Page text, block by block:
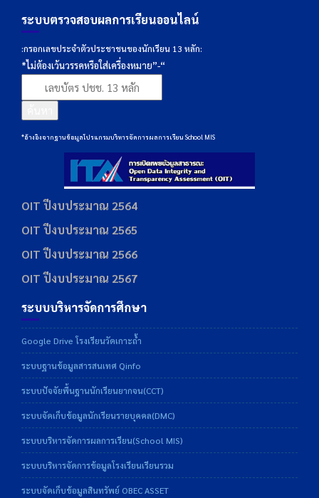
ระบบตรวจสอบผลการเรียนออนไลน์
:กรอกเลขประจำตัวประชาชนของนักเรียน 13 หลัก:
*ไม่ต้องเว้นวรรคหรือใส่เครื่องหมาย”-“
*อ้างอิงจากฐานข้อมูลโปรแกรมบริหารจัดการผลการเรียน School MIS
OIT ปีงบประมาณ 2564
OIT ปีงบประมาณ 2565
OIT ปีงบประมาณ 2566
OIT ปีงบประมาณ 2567
ระบบบริหารจัดการศึกษา
Google Drive โรงเรียนวัดเกาะถ้ำ
ระบบฐานข้อมูลสารสนเทศ Qinfo
ระบบปัจจัยพื้นฐานนักเรียนยากจน(CCT)
ระบบจัดเก็บข้อมูลนักเรียนรายบุคคล(DMC)
ระบบบริหารจัดการผลการเรียน(School MIS)
ระบบบริหารจัดการข้อมูลโรงเรียนเรียนรวม
ระบบจัดเก็บข้อมูลสินทรัพย์ OBEC ASSET